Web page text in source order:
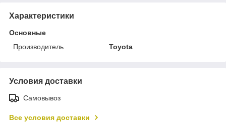
Характеристики
Основные
Производитель
Toyota
Условия доставки
Самовывоз
Все условия доставки